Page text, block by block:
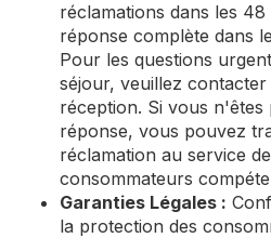
réclamations dans les
réponse complète dans
Pour les questions
séjour, veuillez
réception. Si vous n'êtes
réponse, vous pouvez
réclamation au service
consommateurs
Garanties Légales :
la protection des